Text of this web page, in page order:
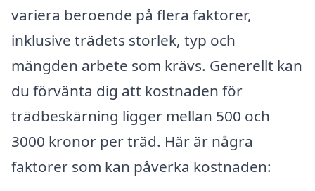
variera beroende på flera faktorer,
inklusive trädets storlek, typ och
mängden arbete som krävs. Generellt kan
du förvänta dig att kostnaden för
trädbeskärning ligger mellan 500 och
3000 kronor per träd. Här är några
faktorer som kan påverka kostnaden: